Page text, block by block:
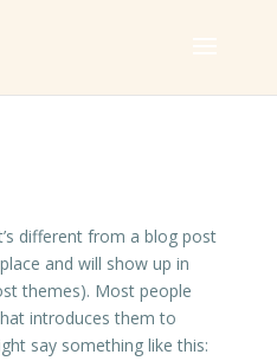
different from a blog post
and will show up in
themes). Most people
introduces them to
say something like this: